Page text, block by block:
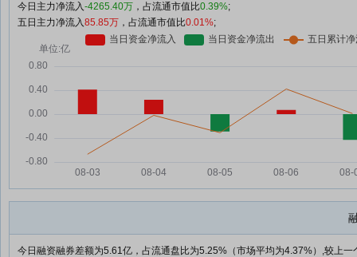
今日主力净流入-4265.40万 ，占流通市值比0.39%;
五日主力净流入85.85万 ，占流通市值比0.01%;
今日融资融券差额为5.61亿，占流通盘比为5.25%（市场平均为4.37%）,较上一